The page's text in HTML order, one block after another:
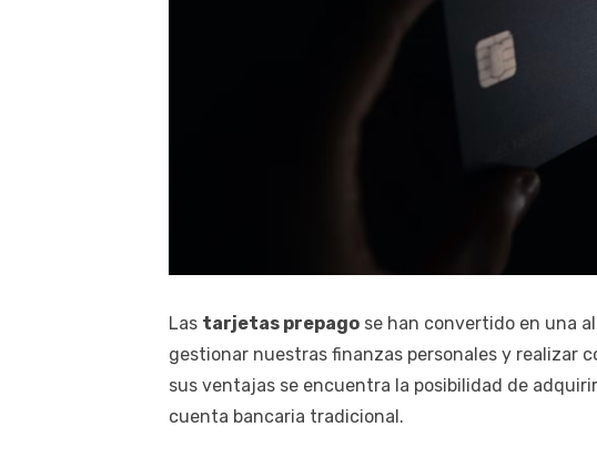
Las tarjetas prepago se han convertido en una
gestionar nuestras finanzas personales y realizar
sus ventajas se encuentra la posibilidad de
cuenta bancaria tradicional.